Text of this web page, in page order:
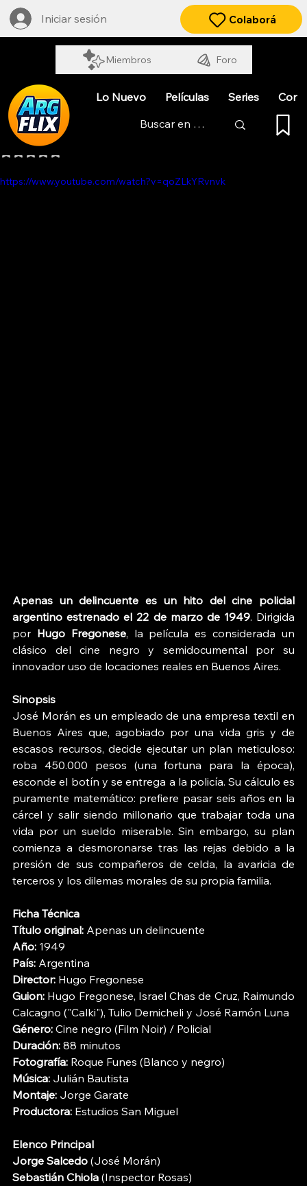
Iniciar sesión
Miembros Foro
Colaborá
Lo Nuevo Películas Series
APENAS UN DELINCUENTE
Obtuvo NaN de 5 estrellas.
https://www.youtube.com/watch?v=qoZLkYRvnvk
Apenas un delincuente es un hito del cine policial
argentino estrenado el 22 de marzo de 1949. Dirigida
por Hugo Fregonese, la película es considerada un
clásico del cine negro y semidocumental por su
innovador uso de locaciones reales en Buenos Aires.
Sinopsis
José Morán es un empleado de una empresa textil en
Buenos Aires que, agobiado por una vida gris y de
escasos recursos, decide ejecutar un plan meticuloso:
roba 450.000 pesos (una fortuna para la época),
esconde el botín y se entrega a la policía. Su cálculo es
puramente matemático: prefiere pasar seis años en la
cárcel y salir siendo millonario que trabajar toda una
vida por un sueldo miserable. Sin embargo, su plan
comienza a desmoronarse tras las rejas debido a la
presión de sus compañeros de celda, la avaricia de
terceros y los dilemas morales de su propia familia.
Ficha Técnica
Título original: Apenas un delincuente
Año: 1949
País: Argentina
Director: Hugo Fregonese
Guion: Hugo Fregonese, Israel Chas de Cruz, Raimundo
Calcagno ("Calki"), Tulio Demicheli y José Ramón Luna
Género: Cine negro (Film Noir) / Policial
Duración: 88 minutos
Fotografía: Roque Funes (Blanco y negro)
Música: Julián Bautista
Montaje: Jorge Garate
Productora: Estudios San Miguel
Elenco Principal
Jorge Salcedo (José Morán)
Sebastián Chiola (Inspector Rosas)